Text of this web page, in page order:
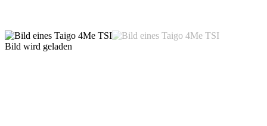
Bild wird geladen